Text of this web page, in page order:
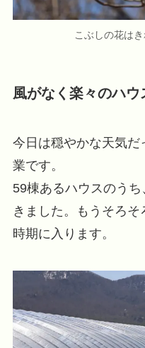
こぶしの花は
風がなく楽々のハウ
今日は穏やかな天気
業です。
59棟あるハウスのう
きました。もうそろ
時期に入ります。